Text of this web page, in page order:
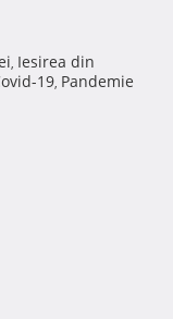
, Iesirea din
19, Pandemie